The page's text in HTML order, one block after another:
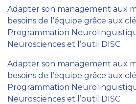
Adapter son management aux
besoins de l’équipe grâce aux
Programmation
Neurosciences et l’outil DISC
Adapter son management aux
besoins de l’équipe grâce aux
Programmation
Neurosciences et l’outil DISC